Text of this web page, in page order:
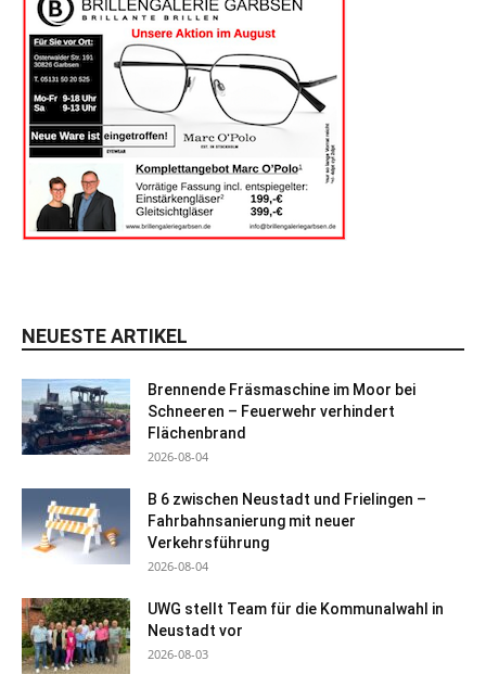
NEUESTE ARTIKEL
Brennende Fräsmaschine im Moor bei
Schneeren – Feuerwehr verhindert
Flächenbrand
2026-08-04
B 6 zwischen Neustadt und Frielingen –
Fahrbahnsanierung mit neuer
Verkehrsführung
2026-08-04
UWG stellt Team für die Kommunalwahl in
Neustadt vor
2026-08-03